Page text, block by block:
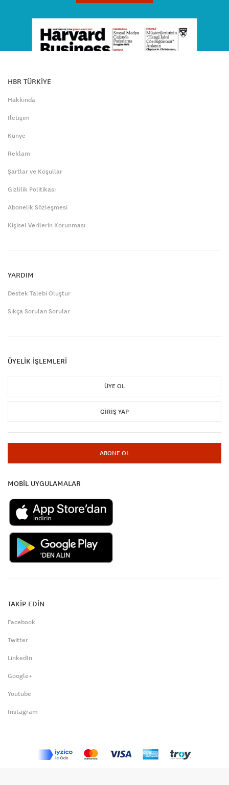
HBR TÜRKİYE
Hakkında
İletişim
Künye
Reklam
Şartlar ve Koşullar
Gizlilik Politikası
Abonelik Sözleşmesi
Kişisel Verilerin Korunması
YARDIM
Destek Talebi Oluştur
Sıkça Sorulan Sorular
ÜYELİK İŞLEMLERİ
ÜYE OL
GIRIŞ YAP
ABONE OL
MOBİL UYGULAMALAR
TAKİP EDİN
Facebook
Twitter
LinkedIn
Google+
Youtube
Instagram